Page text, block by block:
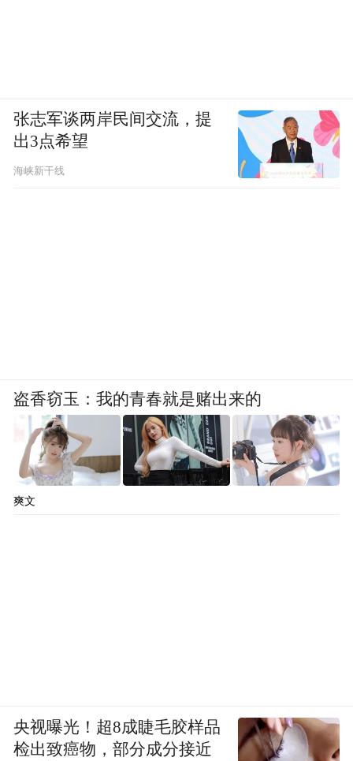
张志军谈两岸民间交流，提
出3点希望
海峡新干线
盗香窃玉：我的青春就是赌出来的
爽文
央视曝光！超8成睫毛胶样品
检出致癌物，部分成分接近